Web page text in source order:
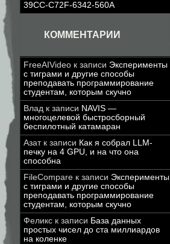
39CC-C72F-6342-560A
КОММЕНТАРИИ
FreeAIVideo к записи Эксперименты
с тиграми и другие способы
преподавать программирование
студентам, которым скучно
Влад к записи NAVIS —
многоцелевой быстросборный
беспилотный катамаран
Азатк записи Как я собрал LLM-
печку на 4 GPU, и на что она
способна
FileCompare к записи Эксперименты
с тиграми и другие способы
преподавать программирование
студентам, которым скучно
Феликс к записи База данных
простых чисел до ста миллиардов
на коленке